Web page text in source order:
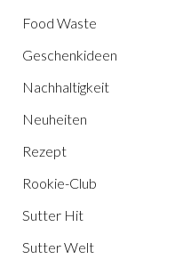
Food Waste
Geschenkideen
Nachhaltigkeit
Neuheiten
Rezept
Rookie-Club
Sutter Hit
Sutter Welt